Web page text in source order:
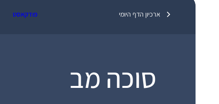
ארכיון הדף היומי פודקאסט
סוכה מב